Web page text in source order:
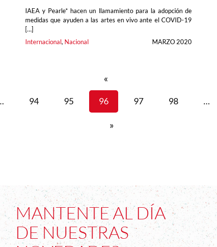
IAEA y Pearle* hacen un llamamiento para la adopción de
medidas que ayuden a las artes en vivo ante el COVID-19
[…]
Internacional, Nacional MARZO 2020
«
94 95 96 97 98 …
»
MANTENTE AL DÍA
DE NUESTRAS